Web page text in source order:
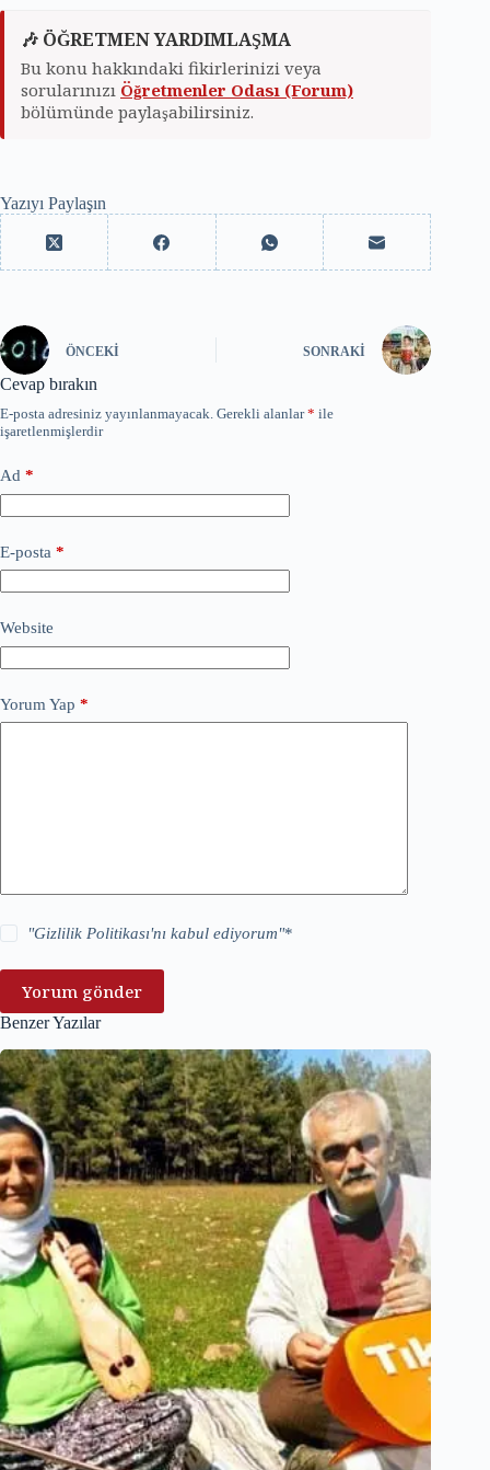
🎶 ÖĞRETMEN YARDIMLAŞMA
Bu konu hakkındaki fikirlerinizi veya
sorularınızı Öğretmenler Odası (Forum)
bölümünde paylaşabilirsiniz.
Yazıyı Paylaşın
ÖNCEKI SONRAKI
Cevap bırakın
E-posta adresiniz yayınlanmayacak. Gerekli alanlar* ile
işaretlenmişlerdir
Ad *
E-posta *
Website
Yorum Yap *
"Gizlilik Politikası'nı kabul ediyorum"*
Yorum gönder
Benzer Yazılar